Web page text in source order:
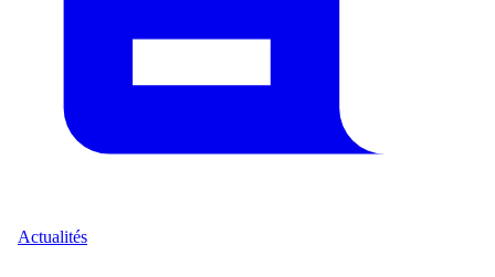
Actualités